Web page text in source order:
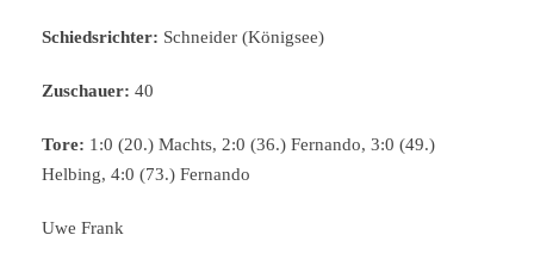
Schiedsrichter: Schneider (Königsee)
Zuschauer: 40
Tore: 1:0 (20.) Machts, 2:0 (36.) Fernando, 3:0 (49.)
Helbing, 4:0 (73.) Fernando
Uwe Frank